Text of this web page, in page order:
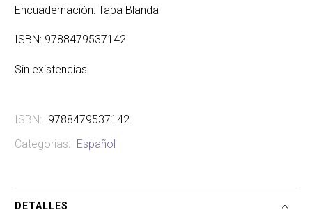
Encuadernación: Tapa Blanda
ISBN: 9788479537142
Sin existencias
ISBN: 9788479537142
Categorias:
Español
DETALLES